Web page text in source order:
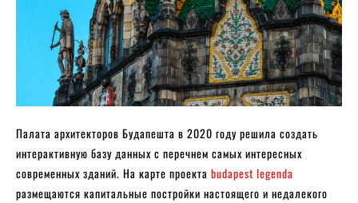
Палата архитекторов Будапешта в 2020 году решила создать
интерактивную базу данных с перечнем самых интересных
современных зданий. На карте проекта budapest legenda
размещаются капитальные постройки настоящего и недалекого